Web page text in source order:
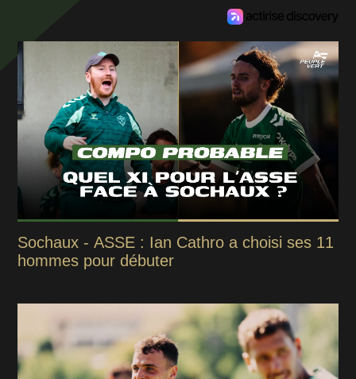
Sochaux - ASSE : Ian Cathro a choisi ses 11
hommes pour débuter